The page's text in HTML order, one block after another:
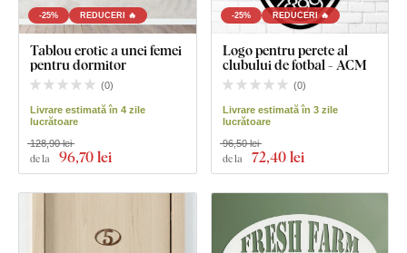
-25% REDUCERI 🔥
Tablou erotic a unei femei
pentru dormitor
(0)
Livrare estimată în 4 zile
lucrătoare
de la 96,70 lei
128,90 lei
-25% REDUCERI 🔥
Logo pentru perete al
clubului de fotbal - ACM
(0)
Livrare estimată în 3 zile
lucrătoare
de la 72,40 lei
96,50 lei